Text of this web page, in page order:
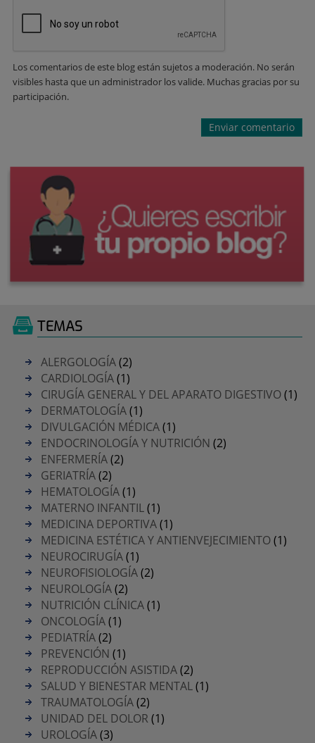
Los comentarios de este blog están sujetos a moderación. No serán
visibles hasta que un administrador los valide. Muchas gracias por su
participación.
TEMAS
ALERGOLOGÍA(2)
CARDIOLOGÍA(1)
CIRUGÍA GENERAL Y DEL APARATO DIGESTIVO(1)
DERMATOLOGÍA(1)
DIVULGACIÓN MÉDICA(1)
ENDOCRINOLOGÍA Y NUTRICIÓN (2)
ENFERMERÍA(2)
GERIATRÍA(2)
HEMATOLOGÍA(1)
MATERNO INFANTIL(1)
MEDICINA DEPORTIVA(1)
MEDICINA ESTÉTICA Y ANTIENVEJECIMIENTO(1)
NEUROCIRUGÍA(1)
NEUROFISIOLOGÍA(2)
NEUROLOGÍA(2)
NUTRICIÓN CLÍNICA(1)
ONCOLOGÍA(1)
PEDIATRÍA(2)
PREVENCIÓN (1)
REPRODUCCIÓN ASISTIDA(2)
SALUD Y BIENESTAR MENTAL(1)
TRAUMATOLOGÍA(2)
UNIDAD DEL DOLOR(1)
UROLOGÍA(3)